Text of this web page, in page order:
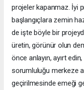
projeler kapanmaz. İyi
başlangıçlara zemin
de işte böyle bir
üretin, görünür olun
önce anlayın, ayırt
sorumluluğu merkeze
geçirilmesinde emeği